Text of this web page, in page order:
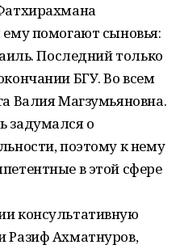
помогают сыновья:
Последний только
БГУ. Во всем
Валия Магзумьяновна.
задумался о
поэтому к нему
в этой сфере
консультативную
Разиф Ахматнуров,